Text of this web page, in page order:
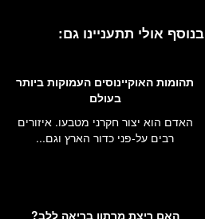
בנוסף אולי תתעניינו גם:
תהומות האוקיינוסים העמוקות ביותר
בעולם
האדם הוא יצור חקרני מטבעו. איזורים
רבים על-פני כדור הארץ וגם...
האם ריצת מרתון בריאה ללב?